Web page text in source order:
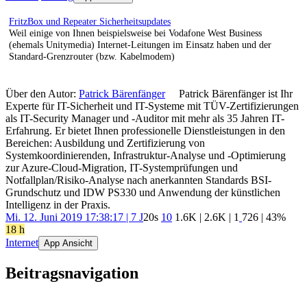
FritzBox und Repeater Sicherheitsupdates
Weil einige von Ihnen beispielsweise bei Vodafone West Business
(ehemals Unitymedia) Internet-Leitungen im Einsatz haben und der
Standard-Grenzrouter (bzw. Kabelmodem)
Über den Autor: Patrick Bärenfänger
Patrick Bärenfänger ist Ihr
Experte für IT-Sicherheit und IT-Systeme mit TÜV-Zertifizierungen
als IT-Security Manager und -Auditor mit mehr als 35 Jahren IT-
Erfahrung. Er bietet Ihnen professionelle Dienstleistungen in den
Bereichen: Ausbildung und Zertifizierung von
Systemkoordinierenden, Infrastruktur-Analyse und -Optimierung
zur Azure-Cloud-Migration, IT-Systemprüfungen und
Notfallplan/Risiko-Analyse nach anerkannten Standards BSI-
Grundschutz und IDW PS330 und Anwendung der künstlichen
Intelligenz in der Praxis.
Mi. 12. Juni 2019 17:38:17 | 7 J20s 10 1.6K | 2.6K | 1 726 | 43%
18 h
Internet App Ansicht
Beitragsnavigation